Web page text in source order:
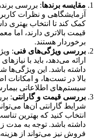
مقایسه برندها: بررسی
آزمایشگاهی و نظرات
کمک کند تا انتخاب بهتری
قیمت بالاتری دارند، اما
برخوردار هستند.
بررسی ویژگی‌های فنی:
ارائه می‌دهد، باید با
داشته باشد. این ویژگی‌ها
بالا در تست‌ها، و امکانات
سیستم‌های اطلاعاتی
بررسی قیمت و گارانتی:
شرایط گارانتی آن‌ها
انتخاب کنید که بهترین
داشته باشد. توجه به مدت
فروش نیز می‌تواند از